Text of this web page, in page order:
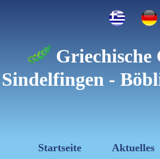
Griechische
Sindelfingen -
Startseite Aktuelles